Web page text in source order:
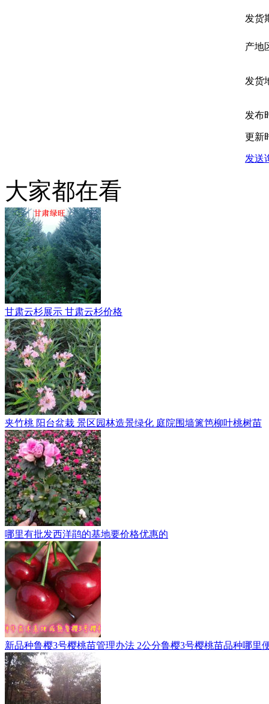
发货
产地
发货
发布
更新
发送
大家都在看
甘肃云杉展示 甘肃云杉价格
夹竹桃 阳台盆栽 景区园林造景绿化 庭院围墙篱笆柳叶桃树苗
哪里有批发西洋鹃的基地要价格优惠的
新品种鲁樱3号樱桃苗管理办法 2公分鲁樱3号樱桃苗品种哪里